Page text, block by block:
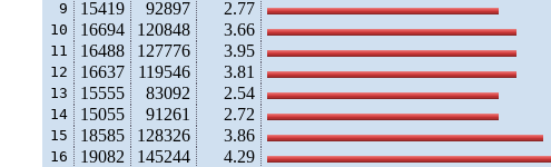
9 15419 92897 2.77
10 16694 120848 3.66
11 16488 127776 3.95
12 16637 119546 3.81
13 15555 83092 2.54
14 15055 91261 2.72
15 18585 128326 3.86
16 19082 145244 4.29